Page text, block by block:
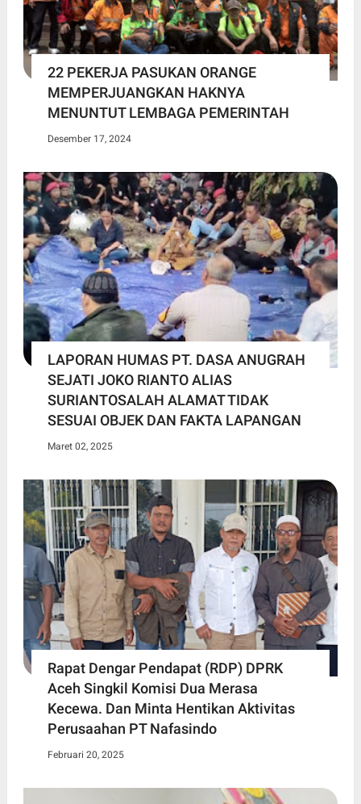
22 PEKERJA PASUKAN ORANGE
MEMPERJUANGKAN HAKNYA
MENUNTUT LEMBAGA PEMERINTAH
Desember 17, 2024
LAPORAN HUMAS PT. DASA ANUGRAH
SEJATI JOKO RIANTO ALIAS
SURIANTOSALAH ALAMAT TIDAK
SESUAI OBJEK DAN FAKTA LAPANGAN
Maret 02, 2025
Rapat Dengar Pendapat (RDP) DPRK
Aceh Singkil Komisi Dua Merasa
Kecewa. Dan Minta Hentikan Aktivitas
Perusaahan PT Nafasindo
Februari 20, 2025